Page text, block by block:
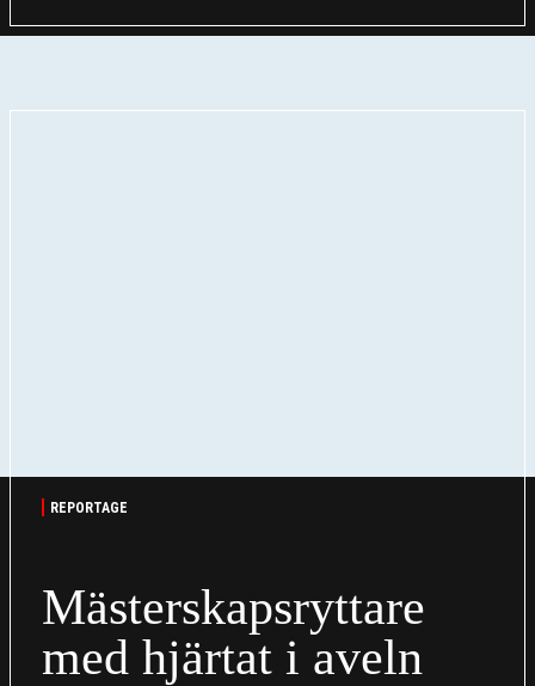
REPORTAGE
Mästerskapsryttare
med hjärtat i aveln